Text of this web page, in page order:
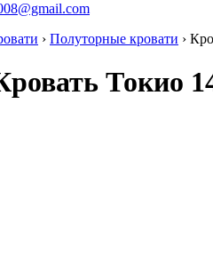
› Полуторные кровати ›
Токио